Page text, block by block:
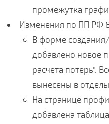
промежутка
Изменения по ПП РФ
В форме
добавлено новое
расчета потерь".
вынесены в
На странице
добавлена